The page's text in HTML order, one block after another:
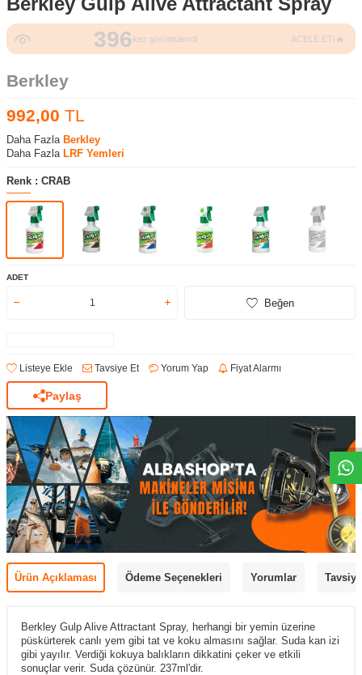
396 kez görüntülendi
19kez sepete eklendi ACELE ET!🔥
Berkley
992,00 TL
Daha Fazla Berkley
Daha Fazla LRF Yemleri
Renk : CRAB
ADET
Beğen
Listeye Ekle Tavsiye Et Yorum Yap Fiyat Alarmı
Paylaş
Ürün Açıklaması Ödeme Seçenekleri Yorumlar
Berkley Gulp Alive Attractant Spray, herhangi bir yemin üzerine
püskürterek canlı yem gibi tat ve koku almasını sağlar. Suda kan izi
gibi yayılır. Verdiği kokuya balıkların dikkatini çeker ve etkili
sonuçlar verir. Suda çözünür. 237ml'dir.